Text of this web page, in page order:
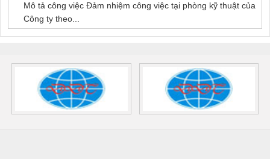
Mô tả công việc Đảm nhiệm công việc tại phòng kỹ thuật của
Công ty theo...